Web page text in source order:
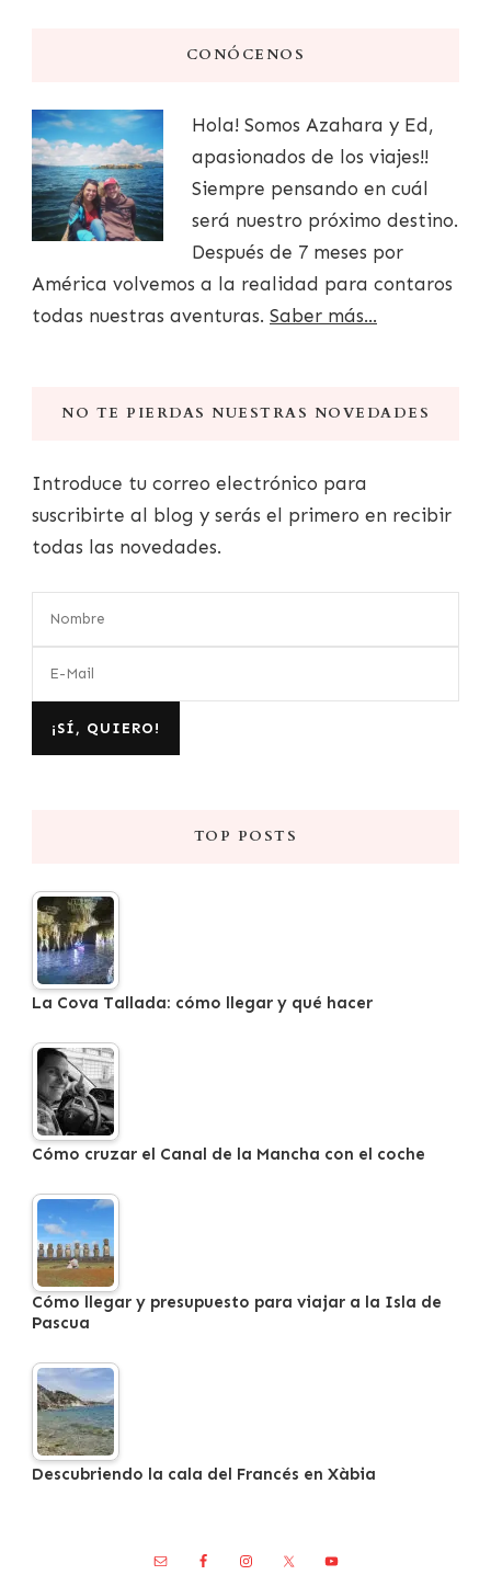
CONÓCENOS
Hola! Somos Azahara y Ed,
apasionados de los viajes!!
Siempre pensando en cuál
será nuestro próximo destino.
Después de 7 meses por
América volvemos a la realidad para contaros
todas nuestras aventuras. Saber más...
NO TE PIERDAS NUESTRAS NOVEDADES
Introduce tu correo electrónico para
suscribirte al blog y serás el primero en recibir
todas las novedades.
TOP POSTS
La Cova Tallada: cómo llegar y qué hacer
Cómo cruzar el Canal de la Mancha con el coche
Cómo llegar y presupuesto para viajar a la Isla de
Pascua
Descubriendo la cala del Francés en Xàbia